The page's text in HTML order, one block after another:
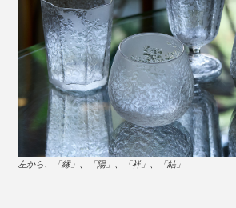
左から、「縁」、「陽」、「祥」、「結」